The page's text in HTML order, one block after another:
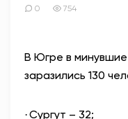
0 754
В Югре в
заразились 130
·Сургут – 32;